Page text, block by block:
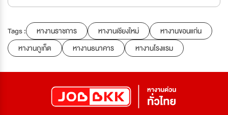
Tags : หางานราชการ หางานเชียงใหม่
หางานขอนแก่น
หางานภูเก็ต
หางานธนาคาร หางานโรงแรม